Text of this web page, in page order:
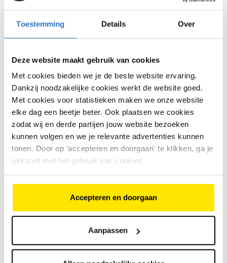
Toestemming Details Over
Deze website maakt gebruik van cookies
Met cookies bieden we je de beste website ervaring.
Dankzij noodzakelijke cookies werkt de website goed.
Met cookies voor statistieken maken we onze website
elke dag een beetje beter. Ook plaatsen we cookies
zodat wij en derde partijen jouw website bezoeken
kunnen volgen en we je relevante advertenties kunnen
tonen. Door op 'accepteren en doorgaan' te klikken, ga je
akkoord met het gebruik van cookies.
Accepteren en doorgaan
Aanpassen
Dutch ID Wave S40 lage instap
€2. 699,-
40 Nm
7 Shimano Nexus versnellingen
Actieradius van 50 tot 120 km
€2.699, -
Koga E-F3 6.0 mixed
2 beoordelingen
Bosch Performance Line SX
€4.124,-